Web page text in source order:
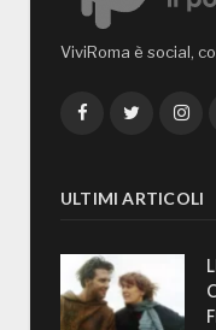
ViviRoma è social,
FacebookTwitter
ULTIMI ARTICOLI